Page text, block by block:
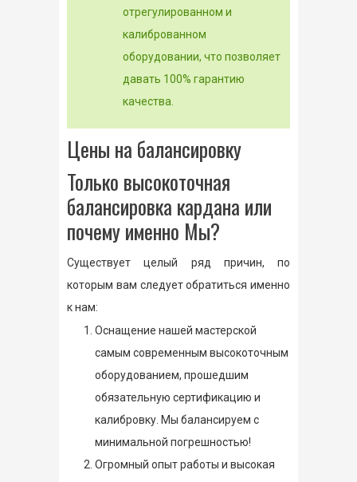
отрегулированном и
калиброванном
оборудовании, что позволяет
давать 100% гарантию
качества.
Цены на балансировку
Только высокоточная
балансировка кардана или
почему именно Мы?
Существует целый ряд причин, по
которым вам следует обратиться именно
к нам:
Оснащение нашей мастерской
самым современным высокоточным
оборудованием, прошедшим
обязательную сертификацию и
калибровку. Мы балансируем с
минимальной погрешностью!
Огромный опыт работы и высокая